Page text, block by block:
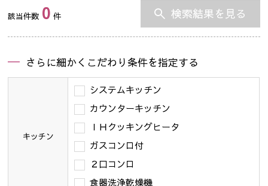
該当件数 0 件 検索結果を見る
さらに細かくこだわり条件を指定する
キッチン
システムキッチン
カウンターキッチン
ＩＨクッキングヒータ
ガスコンロ付
２口コンロ
食器洗浄乾燥機